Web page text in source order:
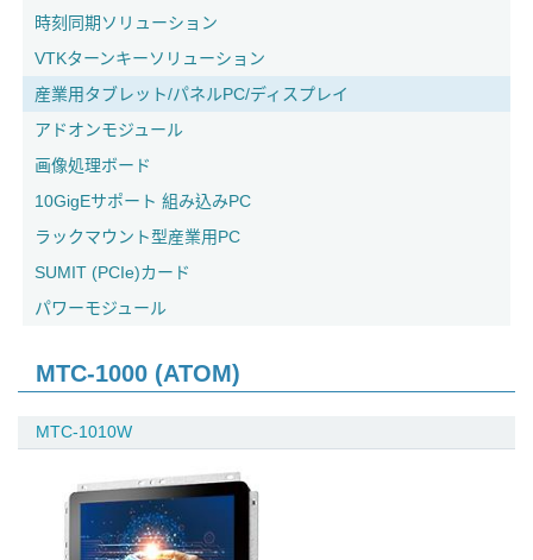
時刻同期ソリューション
VTKターンキーソリューション
産業用タブレット/パネルPC/ディスプレイ
アドオンモジュール
画像処理ボード
10GigEサポート 組み込みPC
ラックマウント型産業用PC
SUMIT (PCIe)カード
パワーモジュール
MTC-1000 (ATOM)
MTC-1010W